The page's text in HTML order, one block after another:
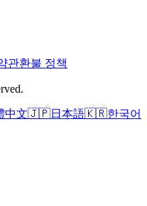
관환불 정책
中文🇯🇵日本語🇰🇷한국어